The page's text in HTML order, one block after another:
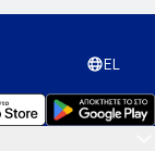
EL